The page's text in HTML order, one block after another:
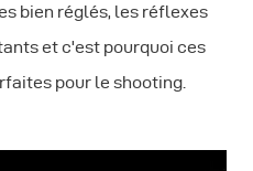
bien réglés, les réflexes
et c'est pourquoi ces
pour le shooting.